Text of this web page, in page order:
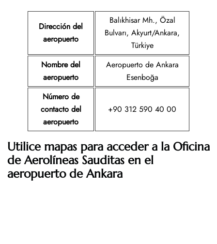
Dirección del
aeropuerto
Balıkhisar Mh., Özal
Bulvarı, Akyurt/Ankara,
Türkiye
Nombre del
aeropuerto
Aeropuerto de Ankara
Esenboğa
Número de
contacto del
aeropuerto
+90 312 590 40 00
Utilice mapas para acceder a la Oficina
de Aerolíneas Sauditas en el
aeropuerto de Ankara